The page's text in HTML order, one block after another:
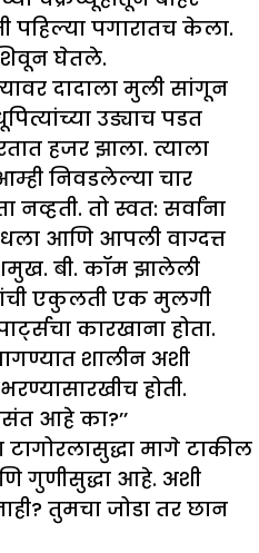
पहिल्या पगारातच केला.
घेतले.
दादाला मुली सांगून
उड्याच पडत
हजर झाला. त्याला
निवडलेल्या चार
तो स्वत: सर्वांना
आणि आपली वाग्दत्त
बी. कॉम झालेली
एकुलती एक मुलगी
कारखाना होता.
शालीन अशी
होती.
आहे का?’’
टागोरलासुद्धा मागे टाकील
गुणीसुद्धा आहे. अशी
तुमचा जोडा तर छान